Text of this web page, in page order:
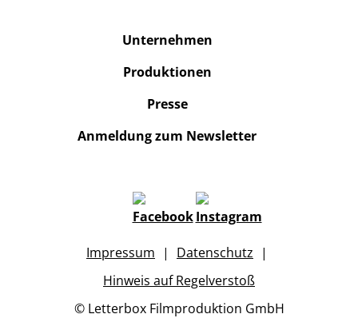
Unternehmen
Produktionen
Presse
Anmeldung zum Newsletter
Impressum
Datenschutz
Hinweis auf Regelverstoß
© Letterbox Filmproduktion GmbH